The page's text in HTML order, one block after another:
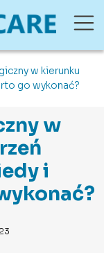
w kierunku
go wykonać?
w
i